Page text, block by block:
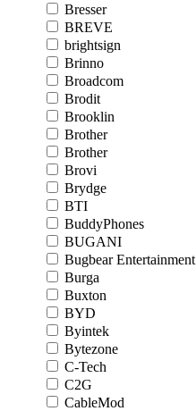
Bresser
BREVE
brightsign
Brinno
Broadcom
Brodit
Brooklin
Brother
Brother
Brovi
Brydge
BTI
BuddyPhones
BUGANI
Bugbear Entertainment
Burga
Buxton
BYD
Byintek
Bytezone
C-Tech
C2G
CableMod